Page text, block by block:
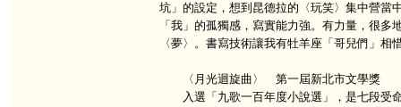
坑」的設定，想到昆德拉的〈玩笑〉集中營當
「我」的孤獨感，寫實能力強。有力量，很
〈夢〉。書寫技術讓我有牡羊座「哥兒們」
〈月光迴旋曲〉 第一屆新北市文學獎
入選「九歌一百年度小說選」，是七段受